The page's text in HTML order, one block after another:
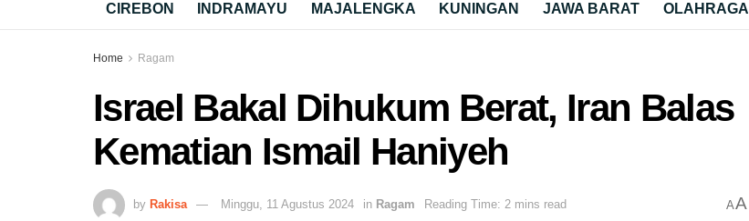
CIREBON INDRAMAYU MAJALENGKA KUNINGAN JAWA BARAT OLAHRAGA
Home Ragam
Israel Bakal Dihukum Berat, Iran Balas
Kematian Ismail Haniyeh
by Rakisa Minggu, 11 Agustus 2024 in Ragam Reading Time: 2 mins read AA